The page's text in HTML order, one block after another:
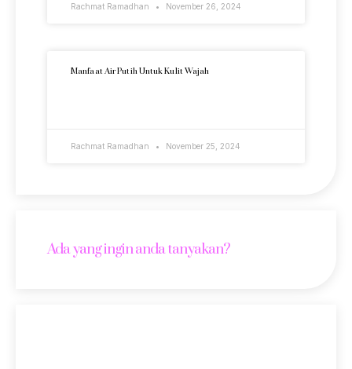
Rachmat Ramadhan November 26, 2024
Manfaat Air Putih Untuk Kulit Wajah
Rachmat Ramadhan November 25, 2024
Ada yang ingin anda tanyakan?